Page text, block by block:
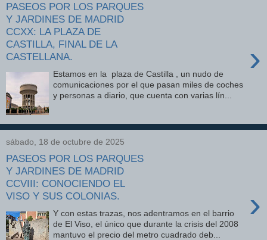
PASEOS POR LOS PARQUES
Y JARDINES DE MADRID
CCXX: LA PLAZA DE
CASTILLA, FINAL DE LA
CASTELLANA.
›
Estamos en la plaza de Castilla , un nudo de
comunicaciones por el que pasan miles de coches
y personas a diario, que cuenta con varias lín...
sábado, 18 de octubre de 2025
PASEOS POR LOS PARQUES
Y JARDINES DE MADRID
CCVIII: CONOCIENDO EL
VISO Y SUS COLONIAS.
›
Y con estas trazas, nos adentramos en el barrio
de El Viso, el único que durante la crisis del 2008
mantuvo el precio del metro cuadrado deb...